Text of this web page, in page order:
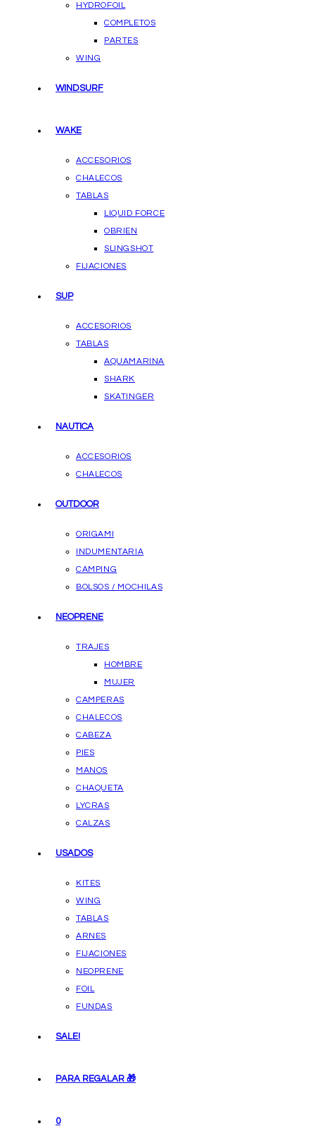
HYDROFOIL
COMPLETOS
PARTES
WING
WINDSURF
WAKE
ACCESORIOS
CHALECOS
TABLAS
LIQUID FORCE
OBRIEN
SLINGSHOT
FIJACIONES
SUP
ACCESORIOS
TABLAS
AQUAMARINA
SHARK
SKATINGER
NAUTICA
ACCESORIOS
CHALECOS
OUTDOOR
ORIGAMI
INDUMENTARIA
CAMPING
BOLSOS / MOCHILAS
NEOPRENE
TRAJES
HOMBRE
MUJER
CAMPERAS
CHALECOS
CABEZA
PIES
MANOS
CHAQUETA
LYCRAS
CALZAS
USADOS
KITES
WING
TABLAS
ARNES
FIJACIONES
NEOPRENE
FOIL
FUNDAS
SALE!
PARA REGALAR 🎁
0